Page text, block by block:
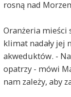
rosną nad
Oranżeria mieści
klimat nadały jej
akweduktów. -
opatrzy - mówi
nam zależy, aby